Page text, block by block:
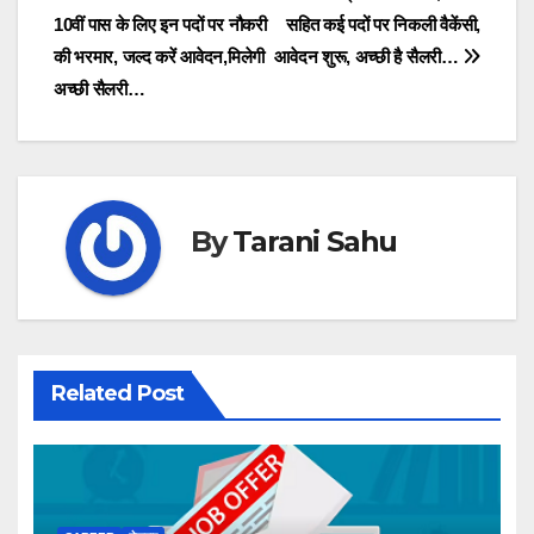
navigation
सहित कई पदों पर निकली वैकेंसी,
आवेदन शुरू, अच्छी है सैलरी…
10वीं पास के लिए इन पदों पर नौकरी
की भरमार, जल्द करें आवेदन,मिलेगी
अच्छी सैलरी…
ByTarani Sahu
Related Post